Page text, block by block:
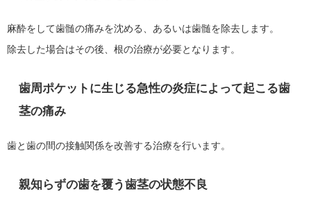
麻酔をして歯髄の痛みを沈める、あるいは歯髄を除去します。
除去した場合はその後、根の治療が必要となります。
歯周ポケットに生じる急性の炎症によって起こる歯
茎の痛み
歯と歯の間の接触関係を改善する治療を行います。
親知らずの歯を覆う歯茎の状態不良